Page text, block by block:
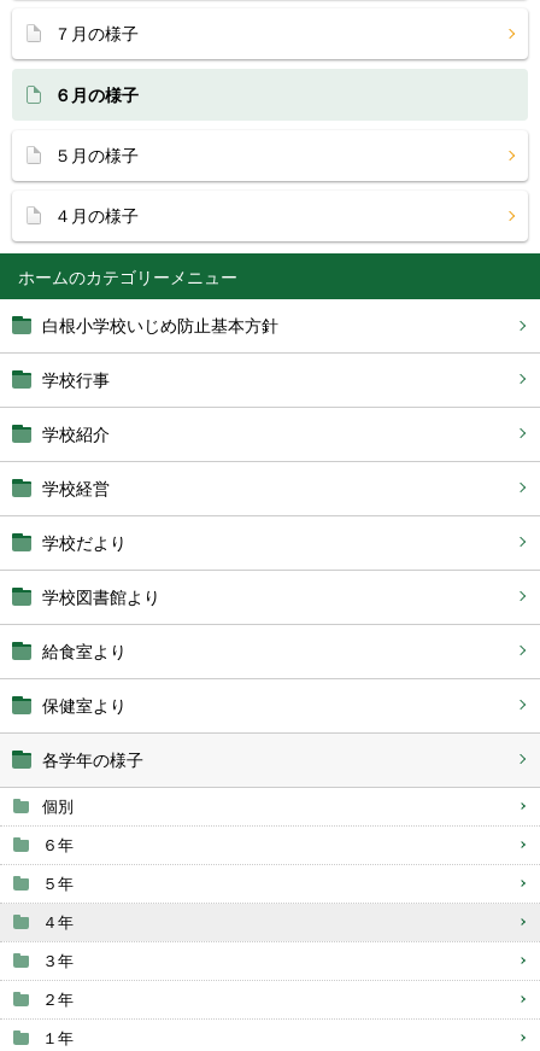
ホーム
白根小学校いじめ防止基本方針
学校行事
学校紹介
学校経営
学校だより
学校図書館より
給食室より
保健室より
各学年の様子
個別
６年
５年
４年
３年
２年
１年
７月の様子
６月の様子
５月の様子
４月の様子